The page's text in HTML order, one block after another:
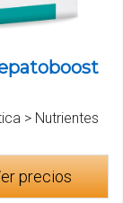
> Nutrientes
precios